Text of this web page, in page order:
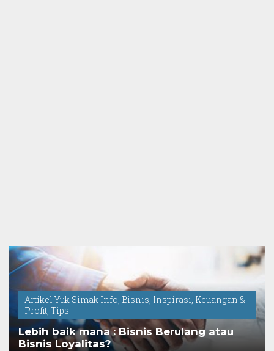
Artikel Yuk Simak Info, Bisnis, Inspirasi, Keuangan &
Profit, Tips
Lebih baik mana : Bisnis Berulang atau
Bisnis Loyalitas?